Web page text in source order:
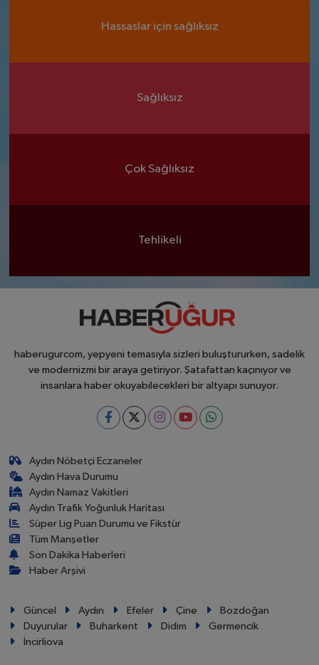
Hassaslar için sağlıksız
Sağlıksız
Çok Sağlıksız
Tehlikeli
haberugurcom, yepyeni temasıyla sizleri buluştururken, sadelik
ve modernizmi bir araya getiriyor. Şatafattan kaçınıyor ve
insanlara haber okuyabilecekleri bir altyapı sunuyor.
Aydın Nöbetçi Eczaneler
Aydın Hava Durumu
Aydın Namaz Vakitleri
Aydın Trafik Yoğunluk Haritası
Süper Lig Puan Durumu ve Fikstür
Tüm Manşetler
Son Dakika Haberleri
Haber Arşivi
Güncel Aydın Efeler Çine
Bozdoğan
Duyurular
Buharkent Didim
Germencik
İncirliova